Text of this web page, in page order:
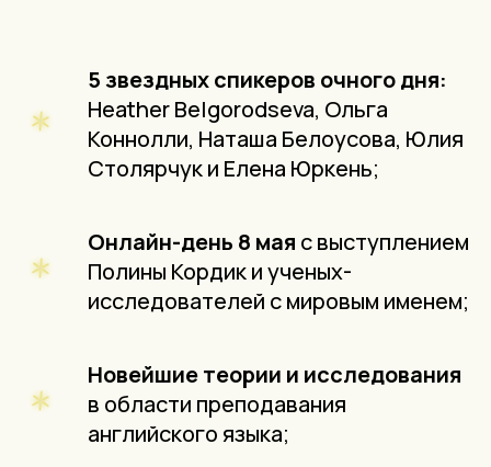
5 звездных спикеров очного дня:
Heather Belgorodseva, Ольга
Коннолли, Наташа Белоусова, Юлия
Столярчук и Елена Юркень;
Онлайн-день 8 мая с выступлением
Полины Кордик и ученых-
исследователей с мировым именем;
Новейшие теории и исследования
в области преподавания
английского языка;